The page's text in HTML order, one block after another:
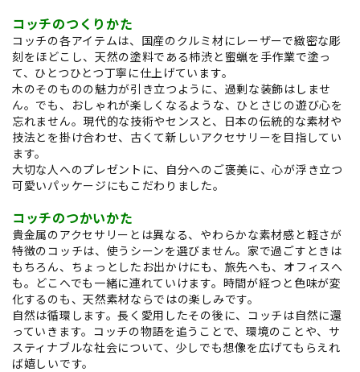
コッチのつくりかた
コッチの各アイテムは、国産のクルミ材にレーザーで緻密な彫
刻をほどこし、天然の塗料である柿渋と蜜蝋を手作業で塗っ
て、ひとつひとつ丁寧に仕上げています。
木のそのものの魅力が引き立つように、過剰な装飾はしませ
ん。でも、おしゃれが楽しくなるような、ひとさじの遊び心を
忘れません。現代的な技術やセンスと、日本の伝統的な素材や
技法とを掛け合わせ、古くて新しいアクセサリーを目指してい
ます。
大切な人へのプレゼントに、自分へのご褒美に、心が浮き立つ
可愛いパッケージにもこだわりました。
コッチのつかいかた
貴金属のアクセサリーとは異なる、やわらかな素材感と軽さが
特徴のコッチは、使うシーンを選びません。家で過ごすときは
もちろん、ちょっとしたお出かけにも、旅先へも、オフィスへ
も。どこへでも一緒に連れていけます。時間が経つと色味が変
化するのも、天然素材ならではの楽しみです。
自然は循環します。長く愛用したその後に、コッチは自然に還
っていきます。コッチの物語を追うことで、環境のことや、サ
スティナブルな社会について、少しでも想像を広げてもらえれ
ば嬉しいです。